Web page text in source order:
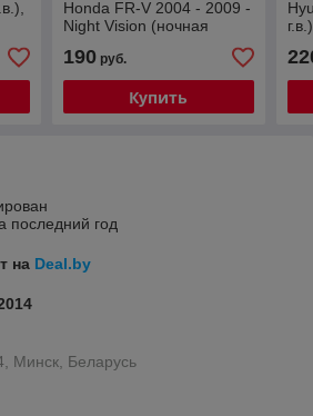
Honda FR-V 2004 - 2009 -
Night Vision (ночная
разметки (Линза-Стекло)
190руб.
Купить
последний год
на Deal.by
Минск, Беларусь